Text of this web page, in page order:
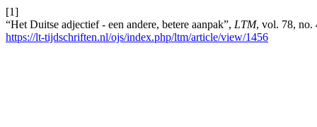
[1]
“Het Duitse adjectief - een andere, betere aanpak”, LTM, vol. 78, no.
https://lt-tijdschriften.nl/ojs/index.php/ltm/article/view/1456